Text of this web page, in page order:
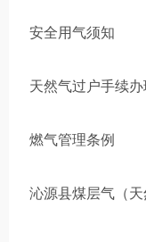
安全用气须知
天然气过户手续
燃气管理条例
沁源县煤层气（